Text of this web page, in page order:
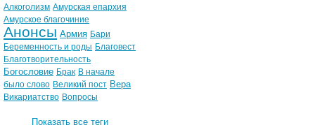
Алкоголизм Амурская епархия
Амурское благочиние
Анонсы Армия Бари
Беременность и роды Благовест
Благотворительность
Богословие Брак В начале
было слово Великий пост Вера
Викариатство Вопросы
Показать все теги